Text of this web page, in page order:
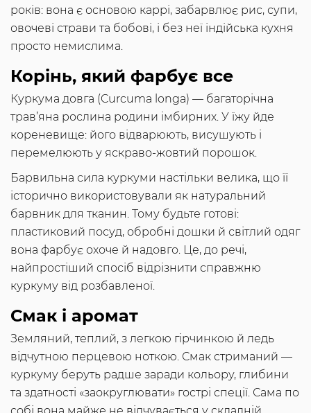
років: вона є основою каррі, забарвлює рис, супи,
овочеві страви та бобові, і без неї індійська кухня
просто немислима.
Корінь, який фарбує все
Куркума довга (Curcuma longa) — багаторічна
трав’яна рослина родини імбирних. У їжу йде
кореневище: його відварюють, висушують і
перемелюють у яскраво-жовтий порошок.
Барвильна сила куркуми настільки велика, що її
історично використовували як натуральний
барвник для тканин. Тому будьте готові:
пластиковий посуд, обробні дошки й світлий одяг
вона фарбує охоче й надовго. Це, до речі,
найпростіший спосіб відрізнити справжню
куркуму від розбавленої.
Смак і аромат
Земляний, теплий, з легкою гірчинкою й ледь
відчутною перцевою ноткою. Смак стриманий —
куркуму беруть радше заради кольору, глибини
та здатності «заокруглювати» гострі спеції. Сама по